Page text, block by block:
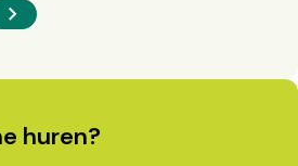
huren?